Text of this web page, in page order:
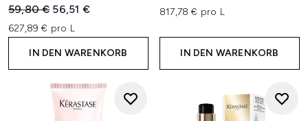
Unverbindliche Preisempfehlung:
59,80 € Aktueller Preis:
56,51 €
627,89 € pro L
IN DEN WARENKORB
817,78 € pro L
IN DEN WARENKORB